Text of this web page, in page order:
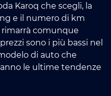
Karoq che scegli, la
e il numero di km
rimarrà comunque
sono i più bassi nel
di auto che
le ultime tendenze